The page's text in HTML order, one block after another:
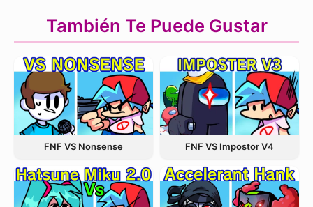
También Te Puede Gustar
FNF VS Nonsense FNF VS Impostor V4